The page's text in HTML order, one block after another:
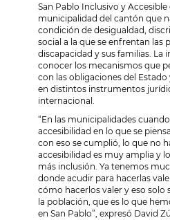
San Pablo Inclusivo y
municipalidad del cantón que
condición de desigualdad,
social a la que se enfrentan las
discapacidad y sus familias. La
conocer los mecanismos que
con las obligaciones del
en distintos instrumentos
internacional.
“En las municipalidades
accesibilidad en lo que se
con eso se cumplió, lo que no
accesibilidad es muy amplia y
más inclusión. Ya tenemos
donde acudir para hacerlas
cómo hacerlos valer y eso solo
la población, que es lo que
en San Pablo”, expresó David